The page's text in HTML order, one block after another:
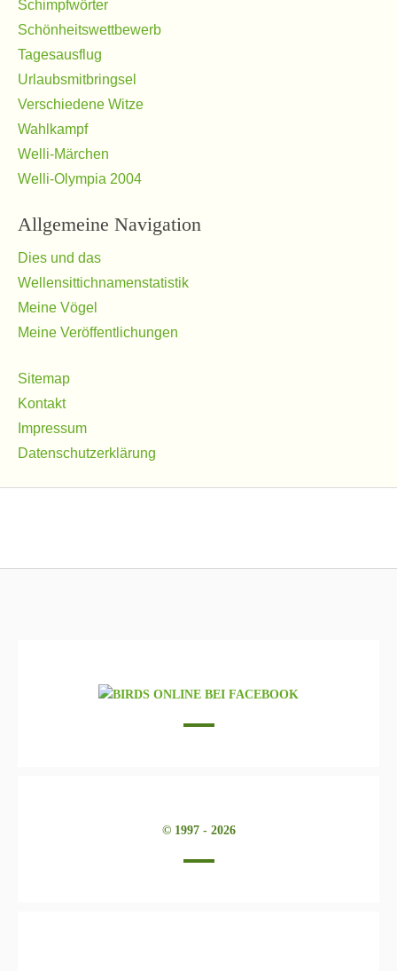
Schimpfwörter
Schönheitswettbewerb
Tagesausflug
Urlaubsmitbringsel
Verschiedene Witze
Wahlkampf
Welli-Märchen
Welli-Olympia 2004
Allgemeine Navigation
Dies und das
Wellensittichnamenstatistik
Meine Vögel
Meine Veröffentlichungen
Sitemap
Kontakt
Impressum
Datenschutzerklärung
© 1997 - 2026